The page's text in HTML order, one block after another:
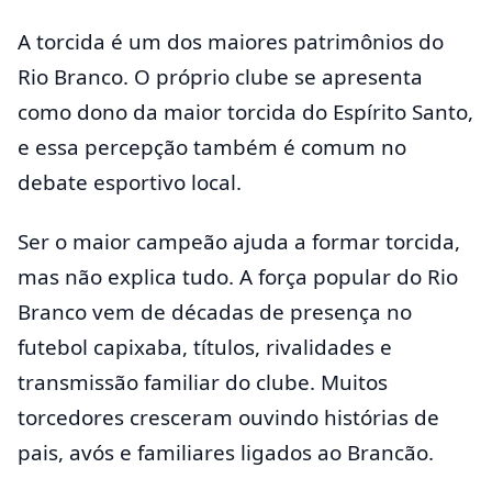
A torcida é um dos maiores patrimônios do
Rio Branco. O próprio clube se apresenta
como dono da maior torcida do Espírito Santo,
e essa percepção também é comum no
debate esportivo local.
Ser o maior campeão ajuda a formar torcida,
mas não explica tudo. A força popular do Rio
Branco vem de décadas de presença no
futebol capixaba, títulos, rivalidades e
transmissão familiar do clube. Muitos
torcedores cresceram ouvindo histórias de
pais, avós e familiares ligados ao Brancão.